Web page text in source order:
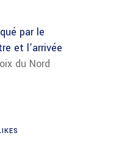
par le
et l’arrivée
du Nord